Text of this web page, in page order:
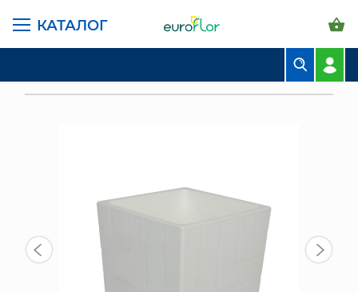
КАТАЛОГ
ГЛАВНАЯ СТРАНИЦА КАТАЛОГ
ГОРШКИ И КАШПО